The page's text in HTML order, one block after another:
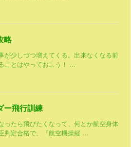
略
が少しづつ増えてくる。出来なくなる前
ことはやっておこう！ ...
ー飛行訓練
ったら飛びたくなって、何とか航空身体
判定合格で、『航空機操縦 ...